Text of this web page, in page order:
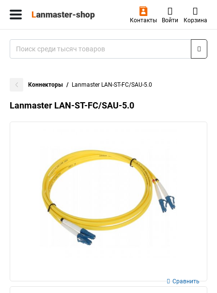
Контакты Войти Корзина
Коннекторы Lanmaster LAN-ST-FC/SAU-5.0
Lanmaster LAN-ST-FC/SAU-5.0
Сравнить